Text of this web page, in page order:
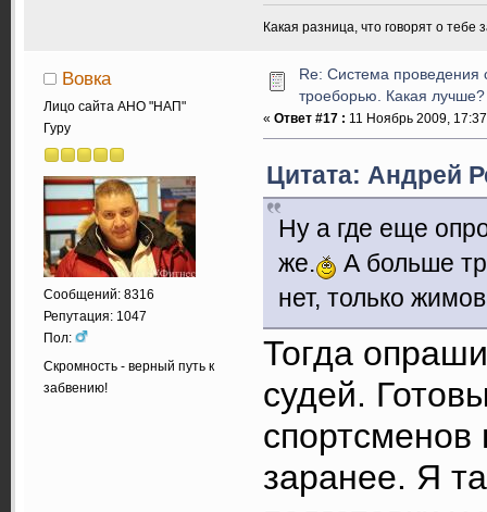
Какая разница, что говорят о
Вовка
Лицо сайта АНО "НАП"
Гуру
Сообщений: 8316
Репутация: 1047
Пол:
Скромность - верный путь к
забвению!
Re: Система проведения
троеборью. Какая лучше?
« Ответ #17 : 11 Ноябрь 2009,
Цитата: Андрей
Ну а где еще
же.
А больше
нет, только
Тогда
судей.
спортсменов
заранее. Я